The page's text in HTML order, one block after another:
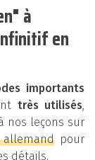
à
en
importants
très utilisés,
nos leçons sur
pour
détails.